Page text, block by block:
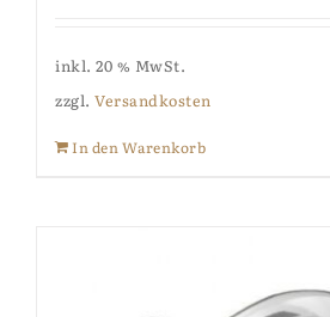
inkl. 20 % MwSt.
zzgl. Versandkosten
In den Warenkorb